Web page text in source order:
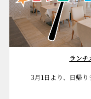
ランチ
3月1日より、日帰り